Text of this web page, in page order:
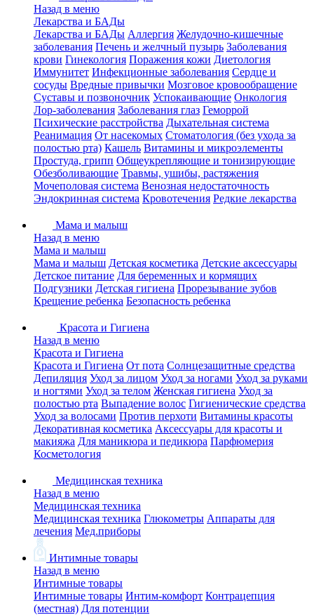
Назад в меню
Лекарства и БАДы
Лекарства и БАДы Аллергия Желудочно-кишечные
заболевания Печень и желчный пузырь Заболевания
крови Гинекология Поражения кожи Диетология
Иммунитет Инфекционные заболевания Сердце и
сосуды Вредные привычки Мозговое кровообращение
Суставы и позвоночник Успокаивающие Онкология
Лор-заболевания Заболевания глаз Геморрой
Психические расстройства Дыхательная система
Реанимация От насекомых Стоматология (без ухода за
полостью рта) Кашель Витамины и микроэлементы
Простуда, грипп Общеукрепляющие и тонизирующие
Обезболивающие Травмы, ушибы, растяжения
Мочеполовая система Венозная недостаточность
Эндокринная система Кровотечения Редкие лекарства
Мама и малыш
Назад в меню
Мама и малыш
Мама и малыш Детская косметика Детские аксессуары
Детское питание Для беременных и кормящих
Подгузники Детская гигиена Прорезывание зубов
Крещение ребенка Безопасность ребенка
Красота и Гигиена
Назад в меню
Красота и Гигиена
Красота и Гигиена От пота Солнцезащитные средства
Депиляция Уход за лицом Уход за ногами Уход за руками
и ногтями Уход за телом Женская гигиена Уход за
полостью рта Выпадение волос Гигиенические средства
Уход за волосами Против перхоти Витамины красоты
Декоративная косметика Аксессуары для красоты и
макияжа Для маникюра и педикюра Парфюмерия
Косметология
Медицинская техника
Назад в меню
Медицинская техника
Медицинская техника Глюкометры Аппараты для
лечения Мед.приборы
Интимные товары
Назад в меню
Интимные товары
Интимные товары Интим-комфорт Контрацепция
(местная) Для потенции